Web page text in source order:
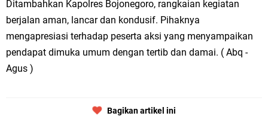
Ditambahkan Kapolres Bojonegoro, rangkaian kegiatan
berjalan aman, lancar dan kondusif. Pihaknya
mengapresiasi terhadap peserta aksi yang menyampaikan
pendapat dimuka umum dengan tertib dan damai. ( Abq -
Agus )
Bagikan artikel ini